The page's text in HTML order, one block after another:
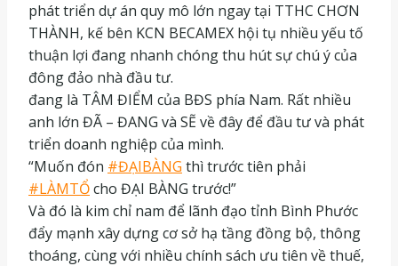
phát triển dự án quy mô lớn ngay tại TTHC CHƠN
THÀNH, kế bên KCN BECAMEX hội tụ nhiều yếu tố
thuận lợi đang nhanh chóng thu hút sự chú ý của
đông đảo nhà đầu tư.
đang là TÂM ĐIỂM của BĐS phía Nam. Rất nhiều
anh lớn ĐÃ – ĐANG và SẼ về đây để đầu tư và phát
triển doanh nghiệp của mình.
“Muốn đón #ĐẠIBÀNG thì trước tiên phải
#LÀMTỔcho ĐẠI BÀNG trước!”
Và đó là kim chỉ nam để lãnh đạo tỉnh Bình Phước
đẩy mạnh xây dựng cơ sở hạ tầng đồng bộ, thông
thoáng, cùng với nhiều chính sách ưu tiên về thuế,